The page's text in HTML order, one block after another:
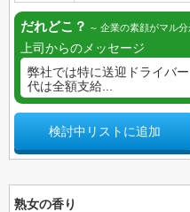
だれどこ？ 企業の素顔がマル分
上司からのメッセージ
弊社では特に送迎ドライバ
代は全額支給...
検討中リストに追加
熟女の香り